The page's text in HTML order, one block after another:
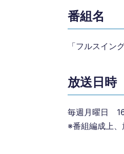
番組名
「フルスイン
放送日時
毎週月曜日
※番組編成上、